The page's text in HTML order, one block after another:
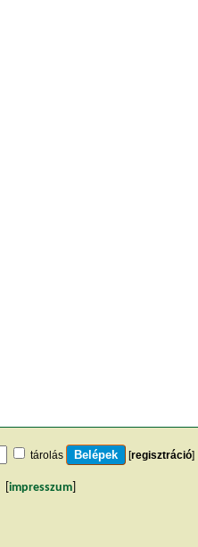
tárolás [regisztráció]
impresszum